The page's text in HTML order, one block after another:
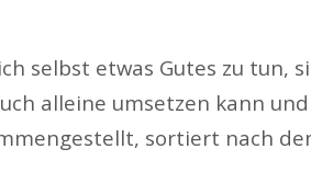
selbst etwas Gutes zu tun,
alleine umsetzen kann
sortiert nach